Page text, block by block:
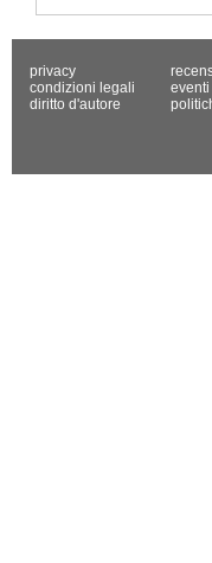
privacy
condizioni legali
diritto d'autore
eventi